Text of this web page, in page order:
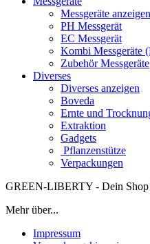
Messgeräte anzeigen
PH Messgerät
EC Messgerät
Kombi Messgeräte
Zubehör Messgeräte
Diverses
Diverses anzeigen
Boveda
Ernte und
Extraktion
Gadgets
Pflanzenstütze
Verpackungen
GREEN-LIBERTY - Dein Shop
Mehr über...
Impressum